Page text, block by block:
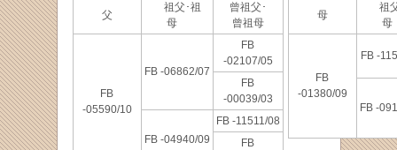
父
祖父･祖
母
曾祖父･
曾祖母
FB
-05590/10
FB -06862/07
FB
-02107/05
FB
-00039/03
FB -04940/09
FB -11511/08
FB
母
祖
FB
-01380/09
FB -
FB -